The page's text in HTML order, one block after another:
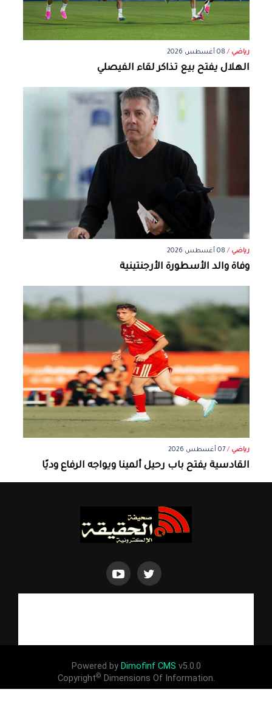
رياضي / 08 أغسطس 2026
الهلال يفتح بيع تذاكر لقاء الفيصلي
رياضي / 08 أغسطس 2026
وفاة والد الأسطورة الأرجنتينية
رياضي /07 أغسطس 2026
القادسية يفتح باب رحيل ألمينا ويواجه الرفاع وديًا
Powered by Dimofinf CMS v5.0.0
Copyright© Dimensions Of Information.